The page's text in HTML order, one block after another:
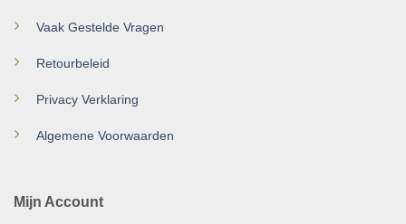
Vaak Gestelde Vragen
Retourbeleid
Privacy Verklaring
Algemene Voorwaarden
Mijn Account